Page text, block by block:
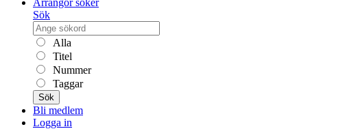
Sök
Alla
Titel
Nummer
Taggar
Sök
Bli medlem
Logga in